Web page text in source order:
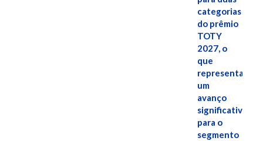
categorias
do prêmio
TOTY
2027, o
que
representa
um
avanço
significativo
para o
segmento